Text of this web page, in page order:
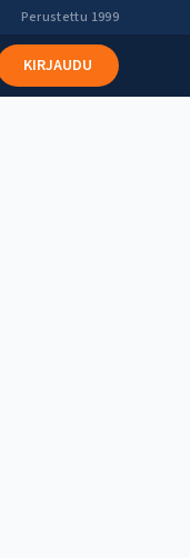
Perustettu 1999
KIRJAUDU